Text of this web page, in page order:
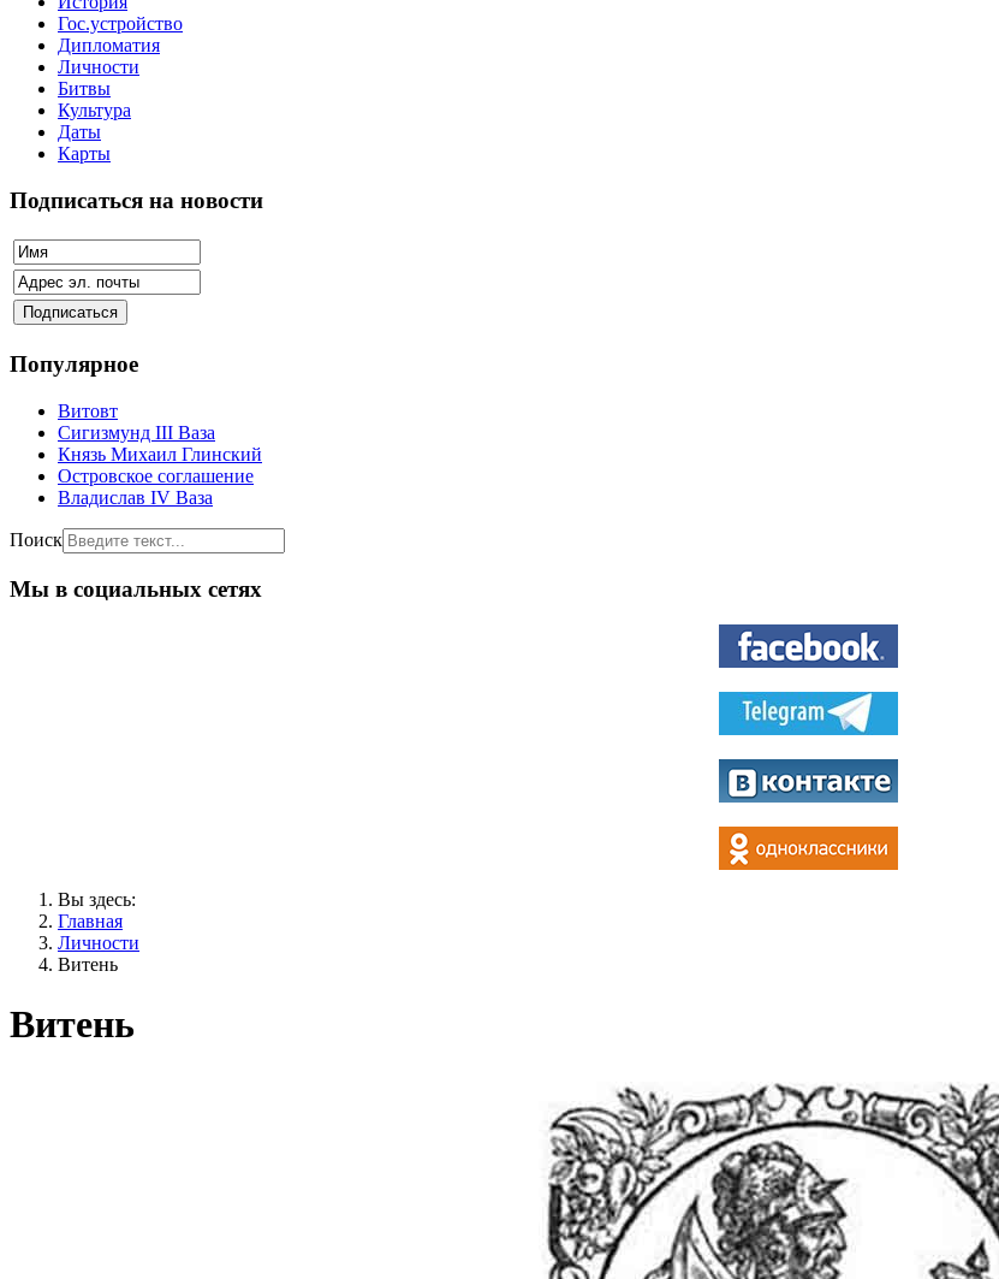
Гос.устройство
Дипломатия
Личности
Битвы
Культура
Даты
Карты
Подписаться на новости
Популярное
Витовт
Сигизмунд III Ваза
Князь Михаил Глинский
Островское соглашение
Владислав IV Ваза
Поиск
Мы в социальных сетях
Вы здесь:
Главная
Личности
Витень
Витень